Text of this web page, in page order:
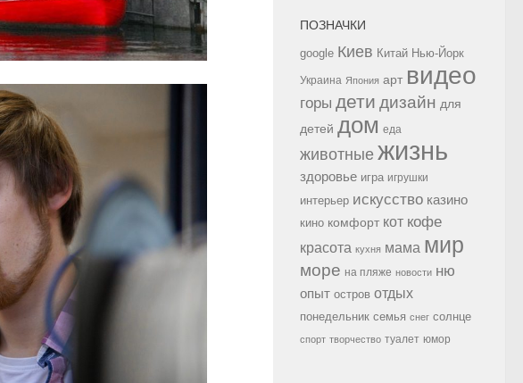
ПОЗНАЧКИ
google Киев Китай Нью-Йорк
Украина Япония арт видео
горы дети дизайн для
детей дом еда
животные жизнь
здоровье игра игрушки
интерьер искусство казино
кино комфорт кот кофе
красота кухня мама мир
море на пляже новости ню
опыт остров отдых
понедельник семья снег солнце
спорт творчество туалет юмор